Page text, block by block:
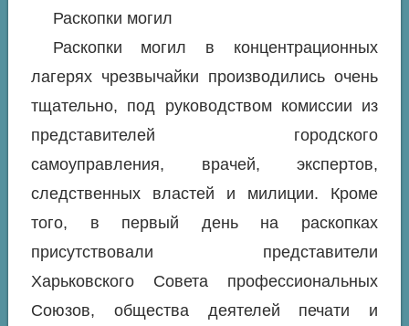
Раскопки могил
Раскопки могил в концентрационных
лагерях чрезвычайки производились очень
тщательно, под руководством комиссии из
представителей городского
самоуправления, врачей, экспертов,
следственных властей и милиции. Кроме
того, в первый день на раскопках
присутствовали представители
Xарьковского Совета профессиональных
Союзов, общества деятелей печати и